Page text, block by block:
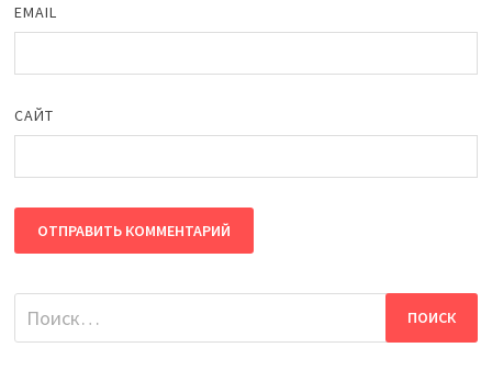
EMAIL
САЙТ
Найти: